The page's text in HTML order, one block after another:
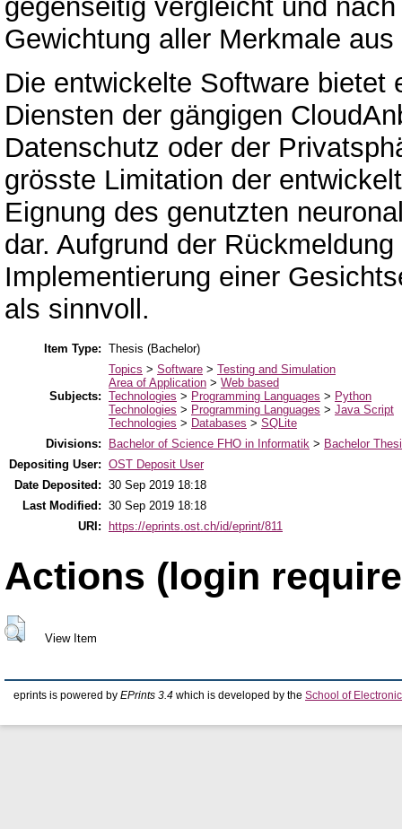
gegenseitig vergleicht und
Gewichtung aller Merkmale
Die entwickelte Software bietet
Diensten der gängigen
Datenschutz oder der
grösste Limitation der
Eignung des genutzten
dar. Aufgrund der
Implementierung einer
als sinnvoll.
Item Type: Thesis (Bachelor)
Subjects:
Topics > Software > Testing and Simulation
Area of Application > Web based
Technologies > Programming Languages > Python
Technologies > Programming Languages > Java Script
Technologies > Databases > SQLite
Divisions:
Bachelor of Science FHO in Informatik > Bachelor
Depositing User: OST Deposit User
Date Deposited: 30 Sep 2019 18:18
Last Modified: 30 Sep 2019 18:18
URI:
https://eprints.ost.ch/id/eprint/811
Actions (login
View Item
eprints is powered by EPrints 3.4 which is developed by the School of